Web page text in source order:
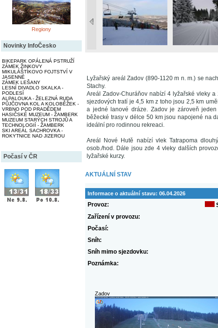
Regiony
Novinky InfoČesko
BIKEPARK OPÁLENÁ PSTRUŽÍ
ZÁMEK ŽINKOVY
MIKULÁŠTÍKOVO FOJTSTVÍ V
JASENNÉ
ZÁMEK LEŠANY
LESNÍ DIVADLO SKALKA -
PODLESÍ
ALPALOUKA - ŽELEZNÁ RUDA
PŮJČOVNA KOL A KOLOBĚŽEK -
VRBNO POD PRADĚDEM
HASIČSKÉ MUZEUM - ŽAMBERK
MUZEUM STARÝCH STROJŮ A
TECHNOLOGIÍ - ŽAMBERK
SKI AREÁL SACHROVKA -
ROKYTNICE NAD JIZEROU
Počasí v ČR
Lyžařský areál Zadov (890-1120 m n. m.) se
Stachy.
Areál Zadov-Churáňov nabízí 4 lyžařské vleky
sjezdových tratí je 4,5 km z toho jsou 2,5 km
a jedné lanové dráze. Zadov je zároveň
běžecké trasy v délce 50 km jsou napojené na
ideální pro rodinnou rekreaci.
Areál Nové Hutě nabízí vlek Tatrapoma
osob./hod. Dále jsou zde 4 vleky dalších
lyžařské kurzy.
AKTUÁLNÍ STAV
Informace o aktuální stavu: 06.04.2026
Provoz:
Zařízení v provozu:
Počasí:
Sníh:
Sníh mimo sjezdovku:
Poznámka:
Zadov